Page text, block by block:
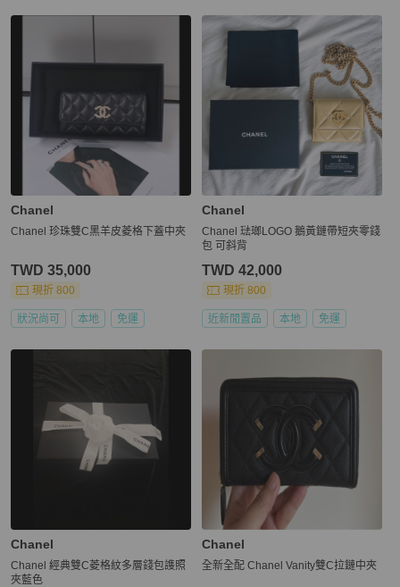
Chanel
Chanel 珍珠雙C黑羊皮菱格下蓋中夾
TWD 35,000
現折 800
狀況尚可 本地 免運
Chanel
Chanel 琺瑯LOGO 鵝黃鏈帶短夾零錢
包 可斜背
TWD 42,000
現折 800
近新閒置品 本地 免運
Chanel
Chanel 經典雙C菱格紋多層錢包謢照
夾藍色
Chanel
全新全配 Chanel Vanity雙C拉鏈中夾